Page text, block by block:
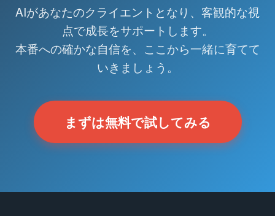
AIがあなたのクライエントとなり、客観的な視
点で成長をサポートします。
本番への確かな自信を、ここから一緒に育てて
いきましょう。
まずは無料で試してみる